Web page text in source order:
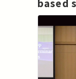
based